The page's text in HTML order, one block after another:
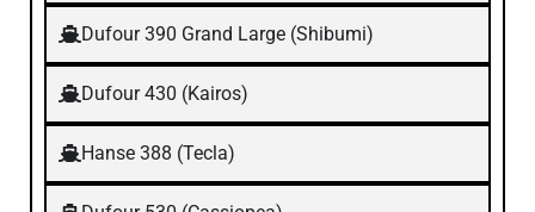
Dufour 390 Grand Large (Shibumi)
Dufour 430 (Kairos)
Hanse 388 (Tecla)